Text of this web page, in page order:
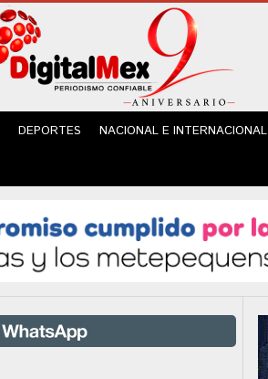
DEPORTES NACIONAL E INTERNACIONAL